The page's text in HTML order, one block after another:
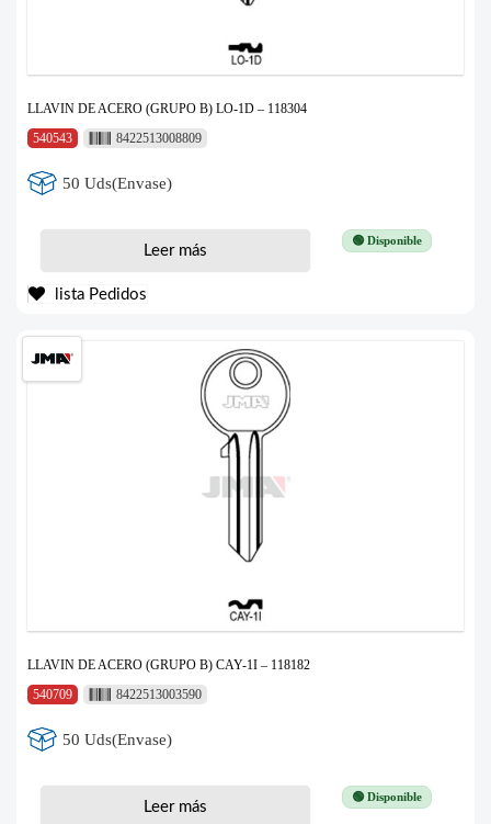
LLAVIN DE ACERO (GRUPO B) LO-1D – 118304
540543
8422513008809
50 Uds(Envase)
🟢 Disponible
Leer más
lista Pedidos
LLAVIN DE ACERO (GRUPO B) CAY-1I – 118182
540709
8422513003590
50 Uds(Envase)
🟢 Disponible
Leer más